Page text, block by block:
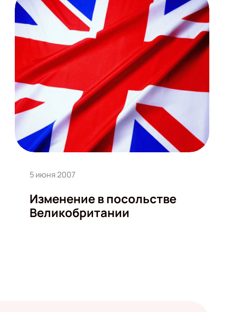
5 июня 2007
Изменение в посольстве
Великобритании